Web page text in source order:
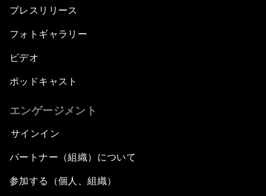
プレスリリース
フォトギャラリー
ビデオ
ポッドキャスト
エンゲージメント
サインイン
パートナー（組織）について
参加する（個人、組織）